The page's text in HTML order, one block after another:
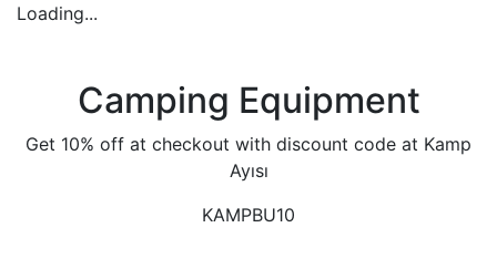
Loading...
Camping Equipment
Get 10% off at checkout with discount code at Kamp
Ayısı
KAMPBU10